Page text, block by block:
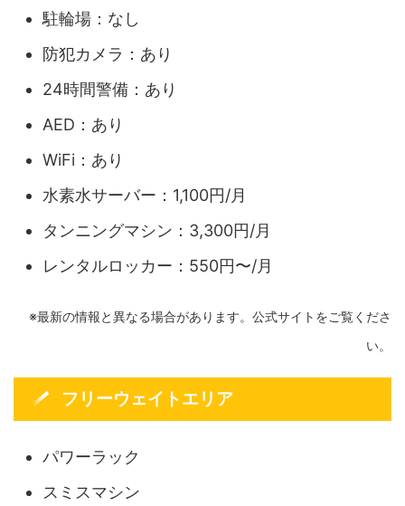
駐輪場：なし
防犯カメラ：あり
24時間警備：あり
AED：あり
WiFi：あり
水素水サーバー：1,100円/月
タンニングマシン：3,300円/月
レンタルロッカー：550円〜/月
※最新の情報と異なる場合があります。公式サイトをご覧くださ
い。
フリーウェイトエリア
パワーラック
スミスマシン